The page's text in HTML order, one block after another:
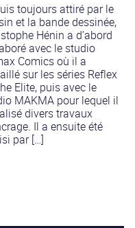
toujours attiré par le
et la bande dessinée,
Hénin a d’abord
avec le studio
Comics où il a
sur les séries Reflex
Elite, puis avec le
MAKMA pour lequel il
divers travaux
Il a ensuite été
par […]